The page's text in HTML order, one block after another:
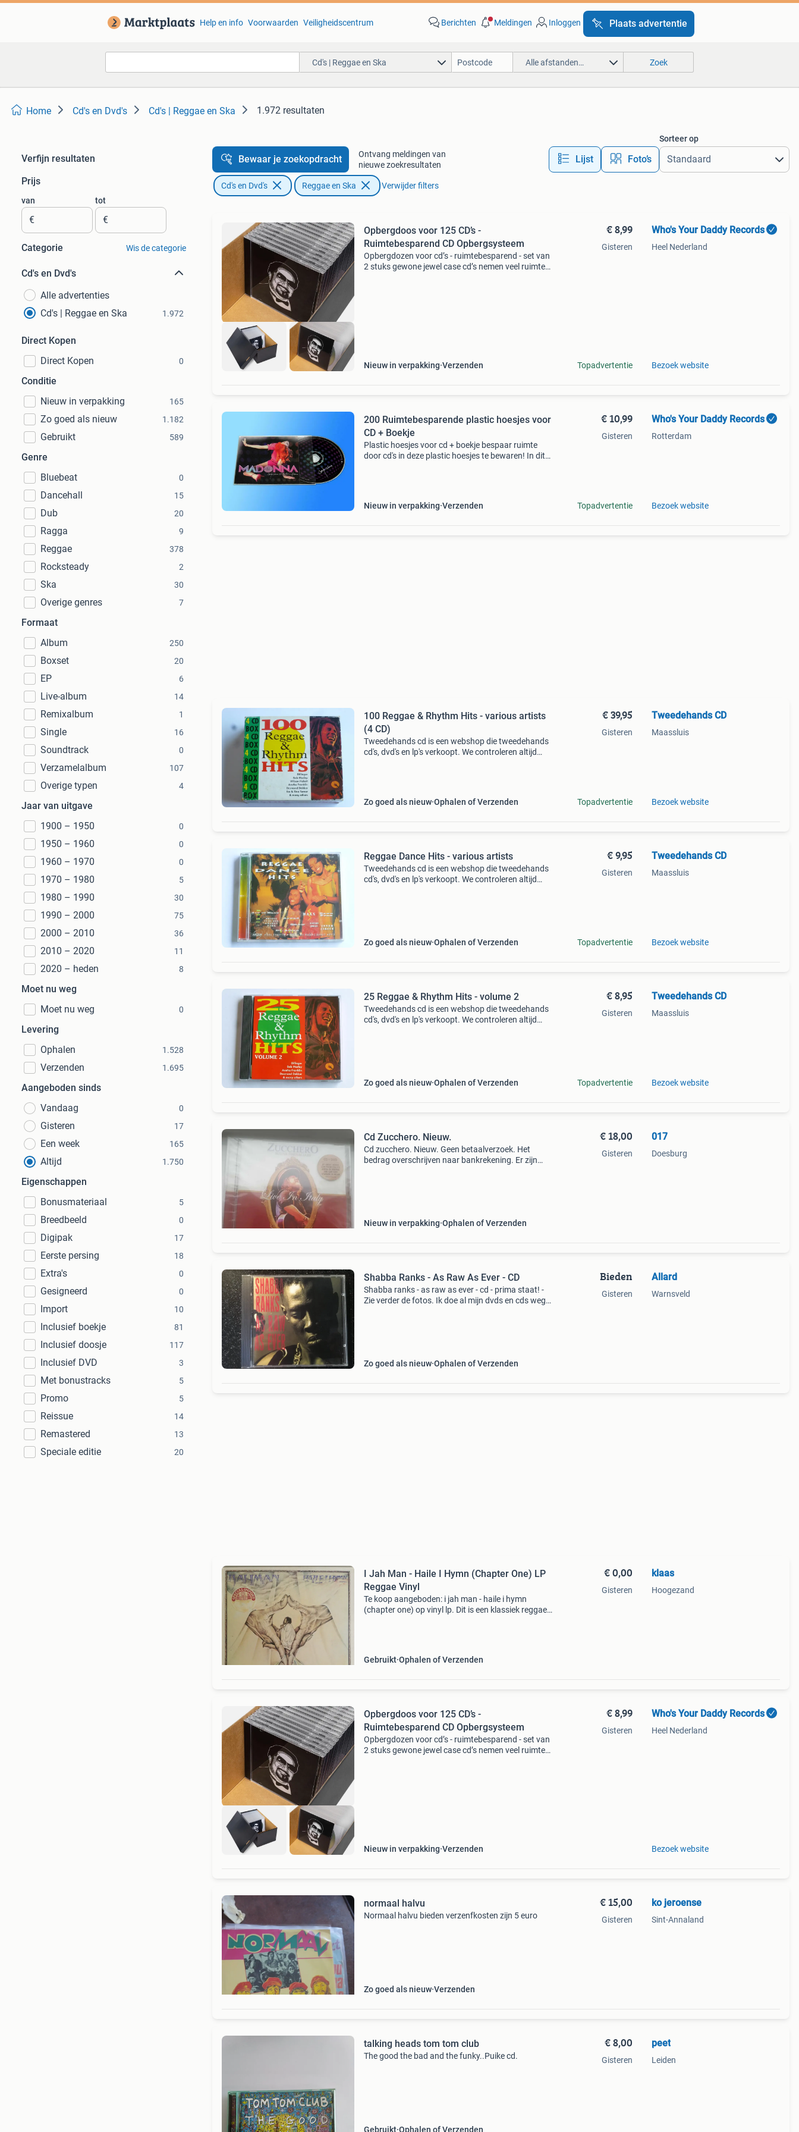
Help en info Voorwaarden Veiligheidscentrum Berichten Meldingen Inloggen Plaats advertentie
Cd's | Reggae en Ska Alle afstanden… Zoek
Home Cd's en Dvd's Cd's | Reggae en Ska 1.972 resultaten
Verfijn resultaten
Prijs
van
€
tot
€
Categorie Wis de categorie
Cd's en Dvd's
Alle advertenties
Cd's | Reggae en Ska
1.972
Direct Kopen
Direct Kopen
0
Conditie
Nieuw in verpakking
165
Zo goed als nieuw 1.182
Gebruikt 589
Genre
Bluebeat
0
Dancehall 15
Dub 20
Ragga 9
Reggae 378
Rocksteady 2
Ska 30
Overige genres 7
Formaat
Album
250
Boxset 20
EP 6
Live-album 14
Remixalbum 1
Single 16
Soundtrack 0
Verzamelalbum 107
Overige typen 4
Jaar van uitgave
1900 – 1950
0
1950 – 1960 0
1960 – 1970 0
1970 – 1980 5
1980 – 1990 30
1990 – 2000 75
2000 – 2010 36
2010 – 2020 11
2020 – heden 8
Moet nu weg
Moet nu weg
0
Levering
Ophalen
1.528
Verzenden 1.695
Aangeboden sinds
Vandaag
0
Gisteren 17
Een week 165
Altijd 1.750
Eigenschappen
Bonusmateriaal
5
Breedbeeld 0
Digipak 17
Eerste persing 18
Extra's 0
Gesigneerd 0
Import 10
Inclusief boekje 81
Inclusief doosje 117
Inclusief DVD 3
Met bonustracks 5
Promo 5
Reissue 14
Remastered 13
Speciale editie 20
Bewaar je zoekopdracht
Ontvang meldingen van
nieuwe zoekresultaten
Lijst Foto’s
Sorteer op
Cd's en Dvd's Reggae en Ska Verwijder filters
Opbergdoos voor 125 CD’s -
Ruimtebesparend CD Opbergsysteem
Opbergdozen voor cd’s - ruimtebesparend - set van
2 stuks gewone jewel case cd’s nemen veel ruimte
Nieuw in verpakking Verzenden
€ 8,99
Gisteren
Topadvertentie
Who's Your Daddy Records
Heel Nederland
Bezoek website
200 Ruimtebesparende plastic hoesjes voor
CD + Boekje
Plastic hoesjes voor cd + boekje bespaar ruimte
door cd's in deze plastic hoesjes te bewaren! In dit
Nieuw in verpakking Verzenden
€ 10,99
Gisteren
Topadvertentie
Who's Your Daddy Records
Rotterdam
Bezoek website
100 Reggae & Rhythm Hits - various artists
(4 CD)
Tweedehands cd is een webshop die tweedehands
cd's, dvd's en lp's verkoopt. We controleren altijd
Zo goed als nieuw Ophalen of Verzenden
€ 39,95
Gisteren
Topadvertentie
Tweedehands CD
Maassluis
Bezoek website
Reggae Dance Hits - various artists
Tweedehands cd is een webshop die tweedehands
cd's, dvd's en lp's verkoopt. We controleren altijd
Zo goed als nieuw Ophalen of Verzenden
€ 9,95
Gisteren
Topadvertentie
Tweedehands CD
Maassluis
Bezoek website
25 Reggae & Rhythm Hits - volume 2
Tweedehands cd is een webshop die tweedehands
cd's, dvd's en lp's verkoopt. We controleren altijd
Zo goed als nieuw Ophalen of Verzenden
€ 8,95
Gisteren
Topadvertentie
Tweedehands CD
Maassluis
Bezoek website
Cd Zucchero. Nieuw.
Cd zucchero. Nieuw. Geen betaalverzoek. Het
bedrag overschrijven naar bankrekening. Er zijn
Nieuw in verpakking Ophalen of Verzenden
€ 18,00
Gisteren
017
Doesburg
Shabba Ranks - As Raw As Ever - CD
Shabba ranks - as raw as ever - cd - prima staat! -
Zie verder de fotos. Ik doe al mijn dvds en cds weg.
Zo goed als nieuw Ophalen of Verzenden
Bieden
Gisteren
Allard
Warnsveld
I Jah Man - Haile I Hymn (Chapter One) LP
Reggae Vinyl
Te koop aangeboden: i jah man - haile i hymn
(chapter one) op vinyl lp. Dit is een klassiek reggae-
Gebruikt Ophalen of Verzenden
€ 0,00
Gisteren
klaas
Hoogezand
Opbergdoos voor 125 CD’s -
Ruimtebesparend CD Opbergsysteem
Opbergdozen voor cd’s - ruimtebesparend - set van
2 stuks gewone jewel case cd’s nemen veel ruimte
Nieuw in verpakking Verzenden
€ 8,99
Gisteren
Who's Your Daddy Records
Heel Nederland
Bezoek website
normaal halvu
Normaal halvu bieden verzenfkosten zijn 5 euro
Zo goed als nieuw Verzenden
€ 15,00
Gisteren
ko jeroense
Sint-Annaland
talking heads tom tom club
The good the bad and the funky..Puike cd.
Gebruikt Ophalen of Verzenden
€ 8,00
Gisteren
peet
Leiden